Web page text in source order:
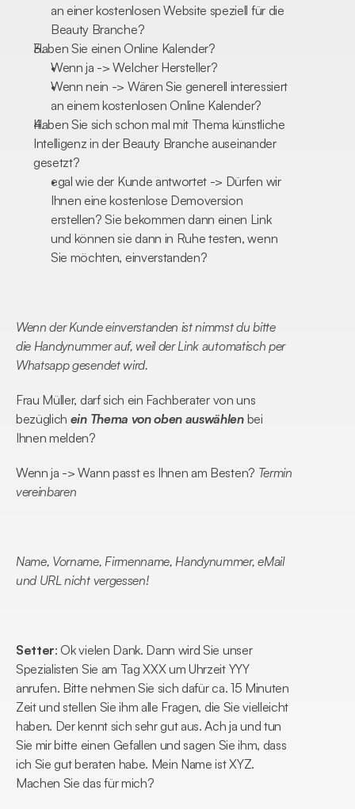
an einer kostenlosen Website speziell für die
Beauty Branche?
Haben Sie einen Online Kalender?
Wenn ja -> Welcher Hersteller?
Wenn nein -> Wären Sie generell interessiert
an einem kostenlosen Online Kalender?
Haben Sie sich schon mal mit Thema künstliche
Intelligenz in der Beauty Branche auseinander
gesetzt?
egal wie der Kunde antwortet -> Dürfen wir
Ihnen eine kostenlose Demoversion
erstellen? Sie bekommen dann einen Link
und können sie dann in Ruhe testen, wenn
Sie möchten, einverstanden?
Wenn der Kunde einverstanden ist nimmst du bitte
die Handynummer auf, weil der Link automatisch per
Whatsapp gesendet wird.
Frau Müller, darf sich ein Fachberater von uns
bezüglich ein Thema von oben auswählen bei
Ihnen melden?
Wenn ja -> Wann passt es Ihnen am Besten? Termin
vereinbaren
Name, Vorname, Firmenname, Handynummer, eMail
und URL nicht vergessen!
Setter: Ok vielen Dank. Dann wird Sie unser
Spezialisten Sie am Tag XXX um Uhrzeit YYY
anrufen. Bitte nehmen Sie sich dafür ca. 15 Minuten
Zeit und stellen Sie ihm alle Fragen, die Sie vielleicht
haben. Der kennt sich sehr gut aus. Ach ja und tun
Sie mir bitte einen Gefallen und sagen Sie ihm, dass
ich Sie gut beraten habe. Mein Name ist XYZ.
Machen Sie das für mich?